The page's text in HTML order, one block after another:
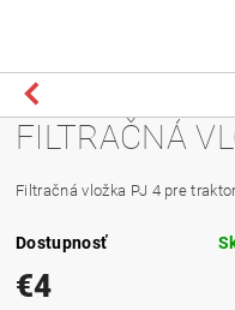
FILTRAČNÁ
Filtračná vložka PJ 4 pre
Dostupnosť
€4